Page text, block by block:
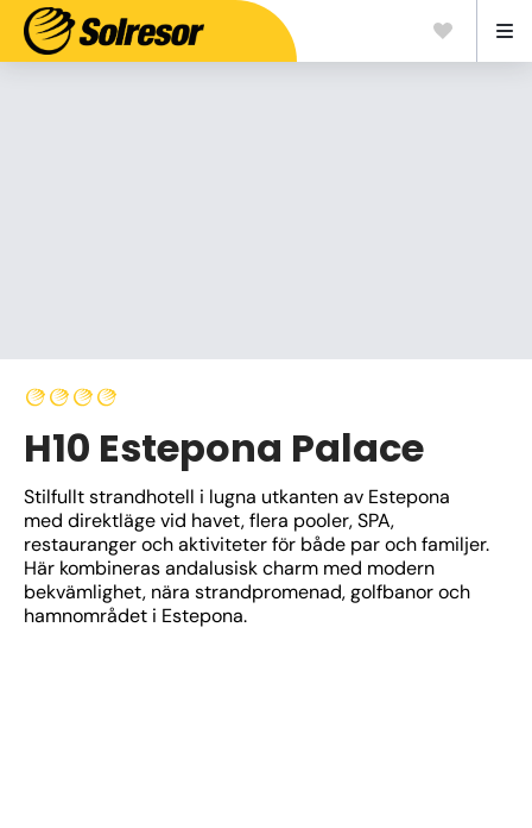
H10 Estepona Palace
Stilfullt strandhotell i lugna utkanten av Estepona
med direktläge vid havet, flera pooler, SPA,
restauranger och aktiviteter för både par och familjer.
Här kombineras andalusisk charm med modern
bekvämlighet, nära strandpromenad, golfbanor och
hamnområdet i Estepona.